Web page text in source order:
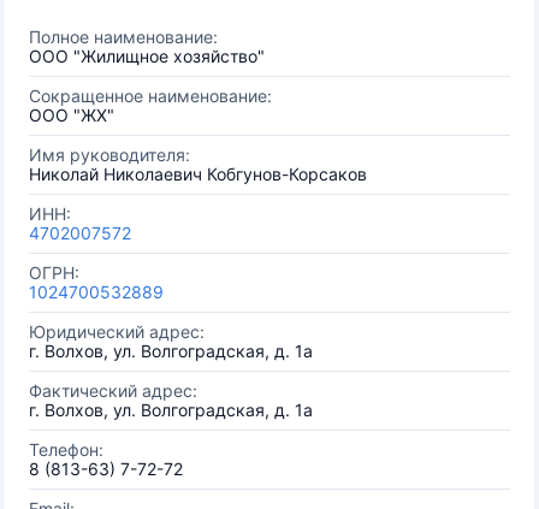
Полное наименование:
ООО "Жилищное хозяйство"
Сокращенное наименование:
ООО "ЖХ"
Имя руководителя:
Николай Николаевич Кобгунов-Корсаков
ИНН:
4702007572
ОГРН:
1024700532889
Юридический адрес:
г. Волхов, ул. Волгоградская, д. 1а
Фактический адрес:
г. Волхов, ул. Волгоградская, д. 1а
Телефон:
8 (813-63) 7-72-72